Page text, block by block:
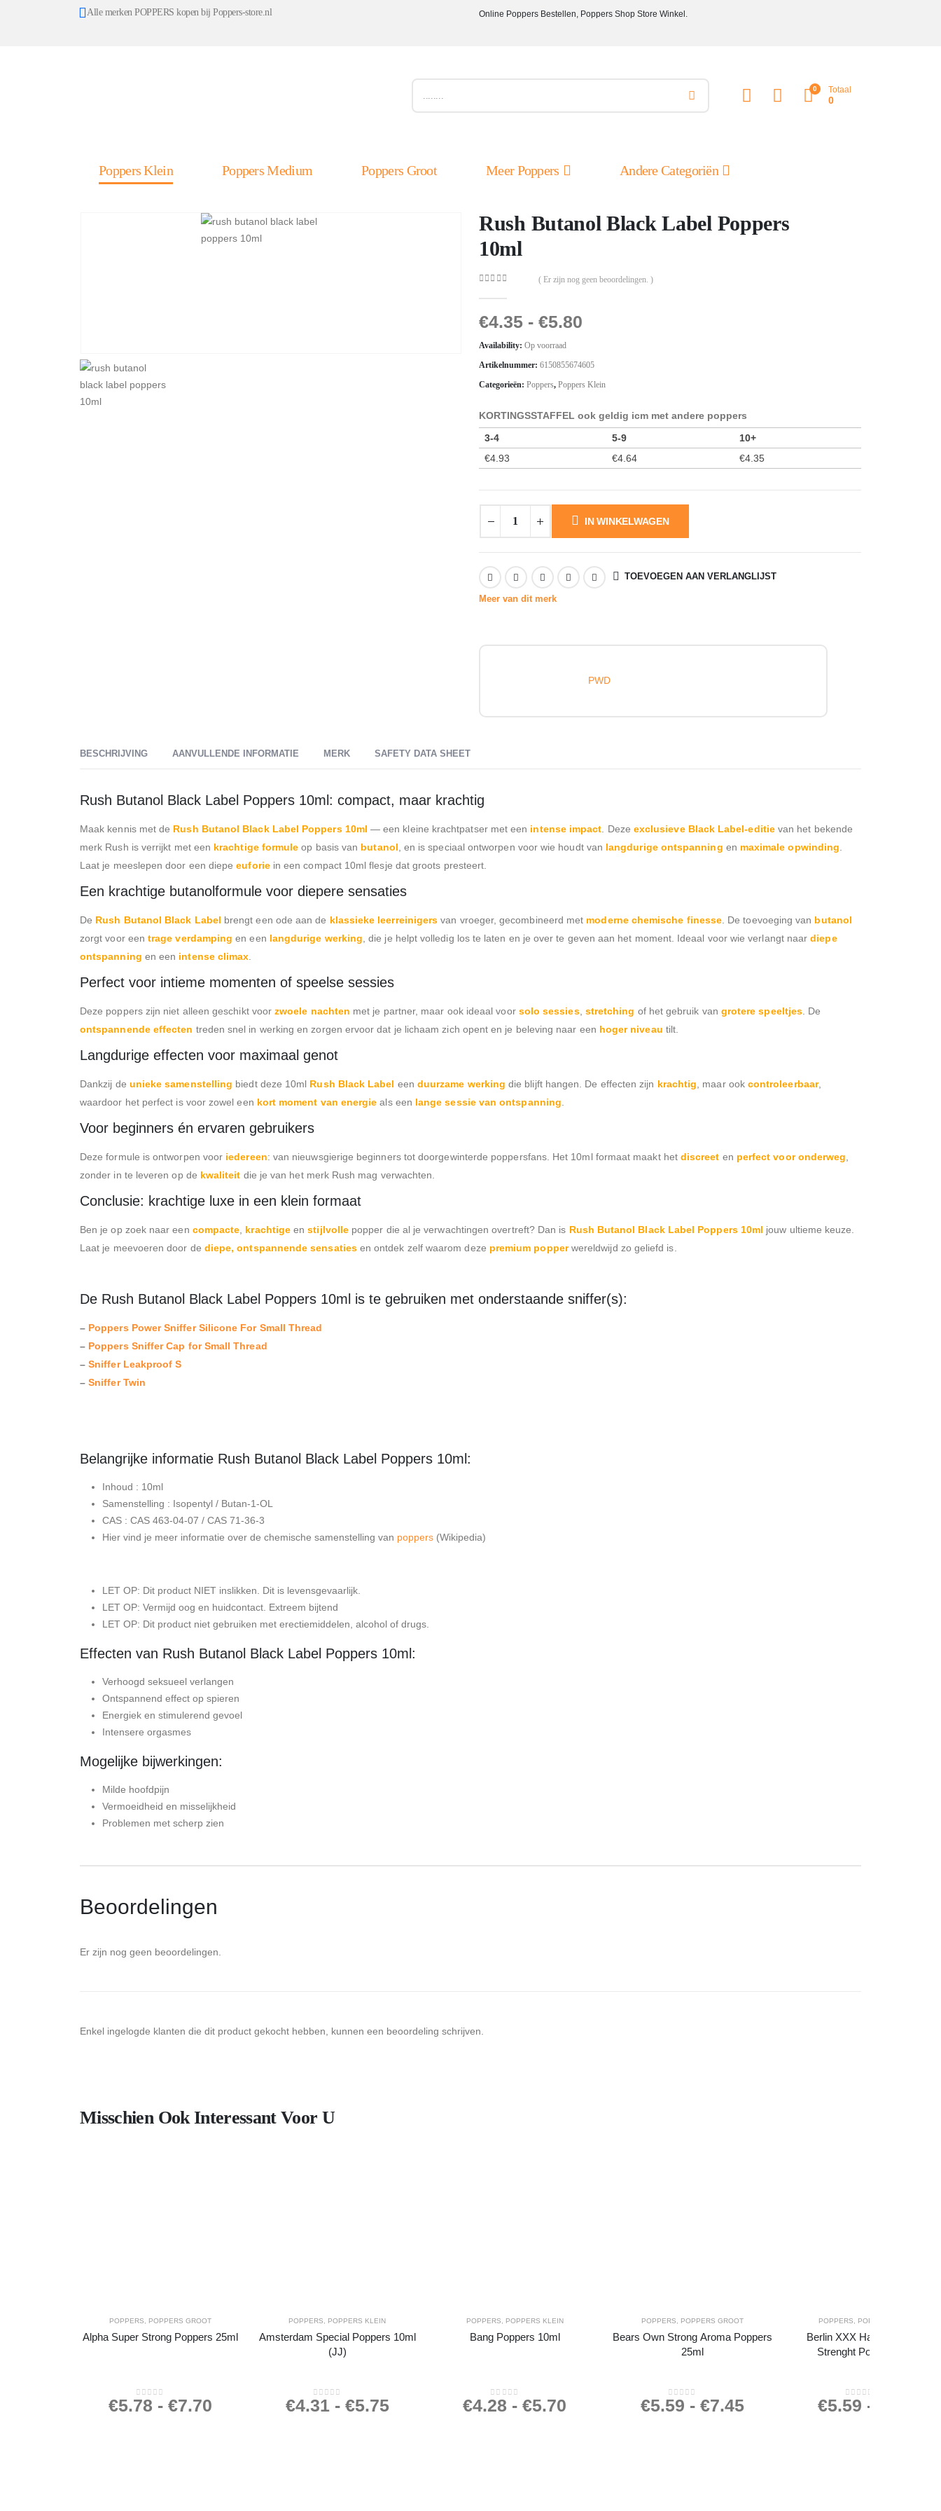
Alle merken POPPERS kopen bij Poppers-store.nl Online Poppers Bestellen, Poppers Shop Store Winkel.
0 Totaal
0
Poppers Klein Poppers Medium Poppers Groot Meer Poppers Andere Categoriën
Rush Butanol Black Label Poppers
10ml
( Er zijn nog geen beoordelingen. )
€4.35 - €5.80
Availability: Op voorraad
Artikelnummer: 6150855674605
Categorieën: Poppers, Poppers Klein
KORTINGSSTAFFEL ook geldig icm met andere poppers
3-4
5-9
10+
€4.93 €4.64 €4.35
IN WINKELWAGEN
TOEVOEGEN AAN VERLANGLIJST
Meer van dit merk
PWD
BESCHRIJVING AANVULLENDE INFORMATIE MERK SAFETY DATA SHEET
Rush Butanol Black Label Poppers 10ml: compact, maar krachtig
Maak kennis met de Rush Butanol Black Label Poppers 10ml — een kleine krachtpatser met een intense impact . Deze exclusieve Black Label-editievan het bekende
merk Rush is verrijkt met een krachtige formule op basis van butanol , en is speciaal ontworpen voor wie houdt van langdurige ontspanning en maximale opwinding
Laat je meeslepen door een diepeeuforiein een compact 10ml flesje dat groots presteert.
Een krachtige butanolformule voor diepere sensaties
De Rush Butanol Black Label brengt een ode aan de klassieke leerreinigers van vroeger, gecombineerd met moderne chemische finesse . De toevoeging van butanol
zorgt voor eentrage verdamping en een langdurige werking , die je helpt volledig los te laten en je over te geven aan het moment. Ideaal voor wie verlangt naardiepe
ontspanning en een intense climax
Perfect voor intieme momenten of speelse sessies
Deze poppers zijn niet alleen geschikt voorzwoele nachten met je partner, maar ook ideaal voor solo sessies, stretching of het gebruik van grotere speeltjes . De
ontspannende effecten treden snel in werking en zorgen ervoor dat je lichaam zich opent en je beleving naar een hoger niveau tilt.
Langdurige effecten voor maximaal genot
Dankzij de unieke samenstelling biedt deze 10ml Rush Black Label een duurzame werking die blijft hangen. De effecten zijn krachtig , maar ook controleerbaar,
waardoor het perfect is voor zowel een kort moment van energie als een lange sessie van ontspanning
Voor beginners én ervaren gebruikers
Deze formule is ontworpen voor iedereen: van nieuwsgierige beginners tot doorgewinterde poppersfans. Het 10ml formaat maakt het discreet en perfect voor onderweg
zonder in te leveren op de kwaliteit die je van het merk Rush mag verwachten.
Conclusie: krachtige luxe in een klein formaat
Ben je op zoek naar een compacte krachtige enstijlvolle popper die al je verwachtingen overtreft? Dan is Rush Butanol Black Label Poppers 10ml jouw ultieme keuze.
Laat je meevoeren door de diepe, ontspannende sensatiesen ontdek zelf waarom deze premium popperwereldwijd zo geliefd is.
De Rush Butanol Black Label Poppers 10ml is te gebruiken met onderstaande sniffer(s):
– Poppers Power Sniffer Silicone For Small Thread
– Poppers Sniffer Cap for Small Thread
–Sniffer Leakproof S
–Sniffer Twin
Belangrijke informatie Rush Butanol Black Label Poppers 10ml:
Inhoud : 10ml
Samenstelling : Isopentyl / Butan-1-OL
CAS : CAS 463-04-07 / CAS 71-36-3
Hier vind je meer informatie over de chemische samenstelling van poppers (Wikipedia)
LET OP: Dit product NIET inslikken. Dit is levensgevaarlijk.
LET OP: Vermijd oog en huidcontact. Extreem bijtend
LET OP: Dit product niet gebruiken met erectiemiddelen, alcohol of drugs.
Effecten van Rush Butanol Black Label Poppers 10ml:
Verhoogd seksueel verlangen
Ontspannend effect op spieren
Energiek en stimulerend gevoel
Intensere orgasmes
Mogelijke bijwerkingen:
Milde hoofdpijn
Vermoeidheid en misselijkheid
Problemen met scherp zien
Beoordelingen
Er zijn nog geen beoordelingen.
Enkel ingelogde klanten die dit product gekocht hebben, kunnen een beoordeling schrijven.
Misschien Ook Interessant Voor U
POPPERS POPPERS GROOT
Alpha Super Strong Poppers 25ml
0out of 5
€5.78 - €7.70
POPPERS POPPERS KLEIN
Amsterdam Special Poppers 10ml
(JJ)
0out of 5
€4.31- €5.75
POPPERS POPPERS KLEIN
Bang Poppers 10ml
0out of 5
€4.28 -€5.70
POPPERS POPPERS GROOT
Bears Own Strong Aroma Poppers
25ml
0out of 5
€5.59 - €7.45
POPPERS POPPERS GROOT
Berlin XXX Hardcore Super
Strenght Poppers 25ml
0out of 5
€5.59 -